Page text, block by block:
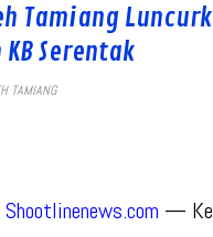
Tamiang
Serentak
TAMIANG
Shootlinenews.com —